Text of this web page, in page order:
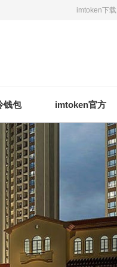
imtoken下载
钱包 imtoken官方